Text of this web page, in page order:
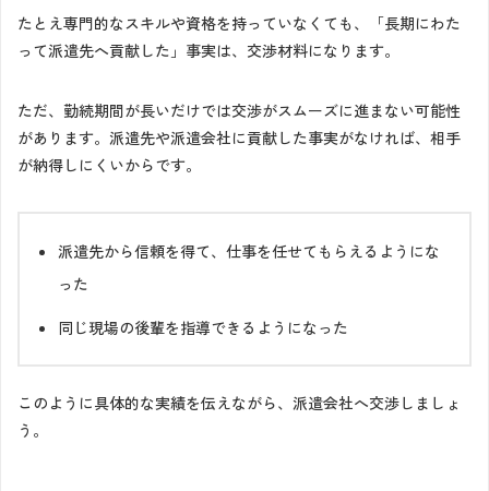
たとえ専門的なスキルや資格を持っていなくても、「長期にわた
って派遣先へ貢献した」事実は、交渉材料になります。
ただ、勤続期間が長いだけでは交渉がスムーズに進まない可能性
があります。派遣先や派遣会社に貢献した事実がなければ、相手
が納得しにくいからです。
派遣先から信頼を得て、仕事を任せてもらえるようにな
った
同じ現場の後輩を指導できるようになった
このように具体的な実績を伝えながら、派遣会社へ交渉しましょ
う。